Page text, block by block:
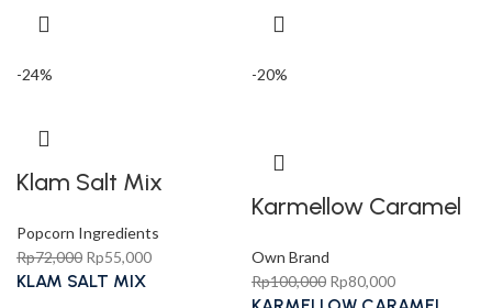
-24%
Klam Salt Mix
Popcorn Ingredients
Rp72,000 Rp55,000
KLAM SALT MIX
-20%
Karmellow Caramel
Own Brand
Rp100,000 Rp80,000